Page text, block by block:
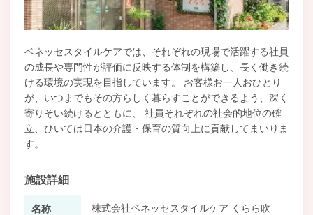
ベネッセスタイルケアでは、それぞれの現場で活躍する社員
の成長や専門性が評価に反映する体制を構築し、長く働き続
ける環境の実現を目指しています。 お客様お一人おひとり
が、いつまでもその方らしく暮らすことができるよう、深く
寄りそい続けるとともに、 社員それぞれの社会的地位の確
立、ひいては日本の介護・保育の質向上に貢献してまいりま
す。
施設詳細
名称
株式会社ベネッセスタイルケア くらら吹